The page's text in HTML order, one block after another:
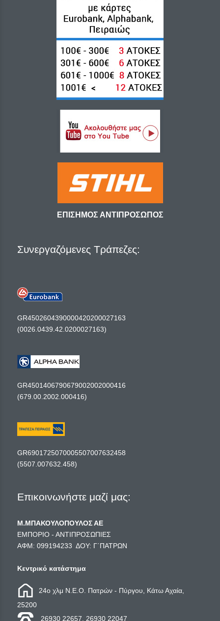
ΕΠΙΣΗΜΟΣ ΑΝΤΙΠΡΟΣΩΠΟΣ
Συνεργαζόμενες Τράπεζες:
GR4502604390000420200027163
(0026.0439.42.0200027163)
GR4501406790679002002000416
(679.00.2002.000416)
GR6901725070005507007632458
(5507.007632.458)
Επικοινωνήστε μαζί μας:
Μ.ΜΠΑΚΟΥΛΟΠΟΥΛΟΣ ΑΕ
ΕΜΠΟΡΙΟ - ΑΝΤΙΠΡΟΣΩΠΙΕΣ
ΑΦΜ: 099194233 ΔΟΥ: Γ΄ΠΑΤΡΩΝ
Κεντρικό κατάστημα
24ο χλμ Ν.Ε.Ο. Πατρών - Πύργου, Κάτω Αχαία,
25200
26930 22657, 26930 22047